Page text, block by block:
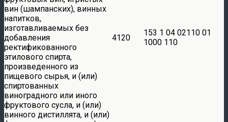
вин (шампанских), винных
напитков,
изготавливаемых без
добавления
ректификованного
этилового спирта,
произведенного из
пищевого сырья, и (или)
спиртованных
виноградного или иного
фруктового сусла, и (или)
винного дистиллята, и (или)
4120
153 1 04 02110 01
1000 110